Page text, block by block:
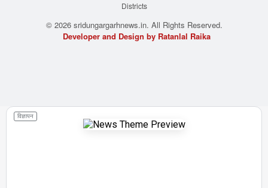
Districts
© 2026 sridungargarhnews.in. All Rights Reserved.
Developer and Design by Ratanlal Raika
विज्ञापन